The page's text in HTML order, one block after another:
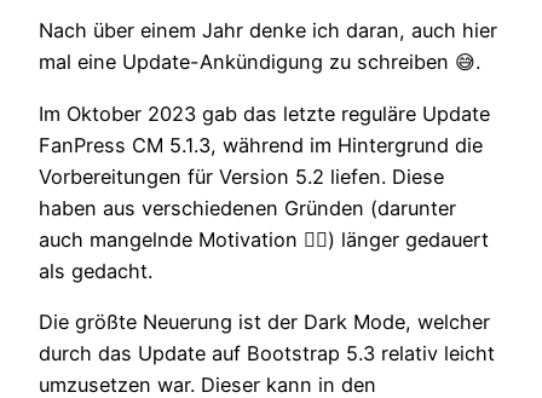
Nach über einem Jahr denke ich daran, auch hier
mal eine Update-Ankündigung zu schreiben 😅.
Im Oktober 2023 gab das letzte reguläre Update
FanPress CM 5.1.3, während im Hintergrund die
Vorbereitungen für Version 5.2 liefen. Diese
haben aus verschiedenen Gründen (darunter
auch mangelnde Motivation 🤷‍♂️) länger gedauert
als gedacht.
Die größte Neuerung ist der Dark Mode, welcher
durch das Update auf Bootstrap 5.3 relativ leicht
umzusetzen war. Dieser kann in den